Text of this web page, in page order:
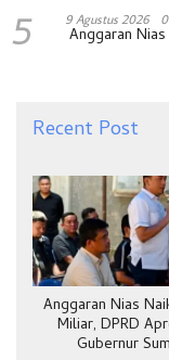
5 9 Agustus 2026
Anggaran
Recent Post
Anggaran Nias
Miliar, DPRD
Gubernur